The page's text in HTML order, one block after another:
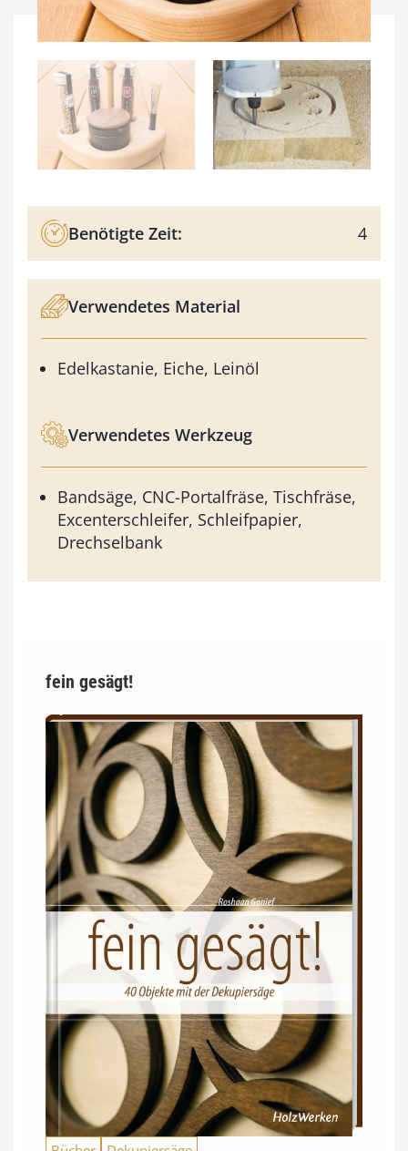
Benötigte Zeit: 4
Verwendetes Material
Edelkastanie, Eiche, Leinöl
Verwendetes Werkzeug
Bandsäge, CNC-Portalfräse, Tischfräse,
Excenterschleifer, Schleifpapier,
Drechselbank
fein gesägt!